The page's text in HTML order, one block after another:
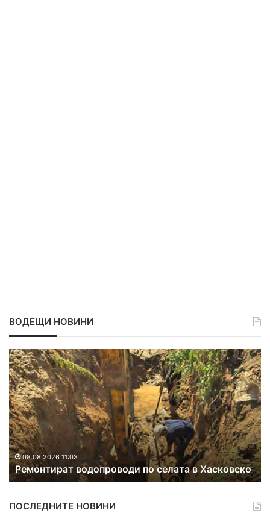
ВОДЕЩИ НОВИНИ
П
р
о
т
е
с
т
с
р
е
щ
с
08.08.2026 10:42
Протест срещу соларен парк блокира
кръстовище в Жълти бряг
ПОСЛЕДНИТЕ НОВИНИ